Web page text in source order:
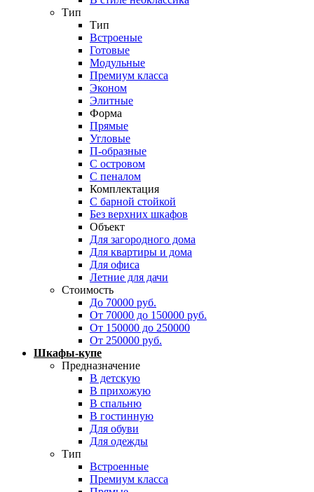
Тип
Тип
Встроеные
Готовые
Модульные
Премиум класса
Эконом
Элитные
Форма
Прямые
Угловые
П-образные
С островом
С пеналом
Комплектация
C барной стойкой
Без верхних шкафов
Объект
Для загородного дома
Для квартиры и дома
Для офиса
Летние для дачи
Стоимость
До 70000 руб.
От 70000 до 150000 руб.
От 150000 до 250000
От 250000 руб.
Шкафы-купе
Предназначение
В детскую
В прихожую
В спальню
В гостинную
Для обуви
Для одежды
Тип
Встроенные
Премиум класса